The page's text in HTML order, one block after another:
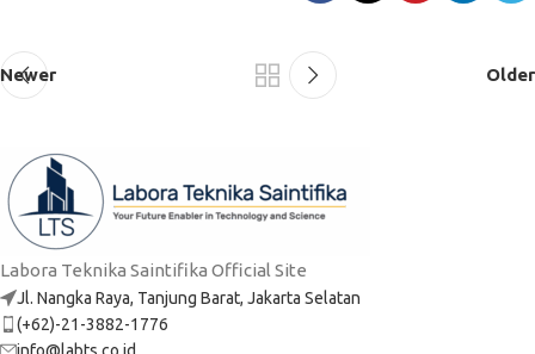
Newer Older
Labora Teknika Saintifika Official Site
Jl. Nangka Raya, Tanjung Barat, Jakarta Selatan
(+62)-21-3882-1776
info@labts.co.id